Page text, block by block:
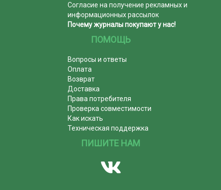
Согласие на получение рекламных и
информационных рассылок
Почему журналы покупают у нас!
ПОМОЩЬ
Вопросы и ответы
Оплата
Возврат
Доставка
Права потребителя
Проверка совместимости
Как искать
Техническая поддержка
ПИШИТЕ НАМ